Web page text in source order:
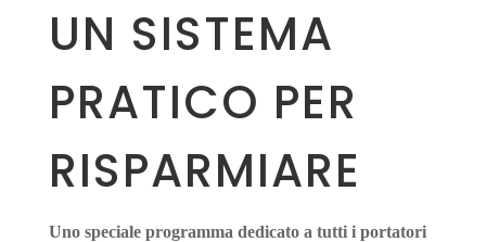
UN SISTEMA
PRATICO PER
RISPARMIARE
Uno speciale programma dedicato a tutti i portatori